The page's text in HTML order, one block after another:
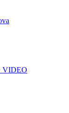
VIDEO